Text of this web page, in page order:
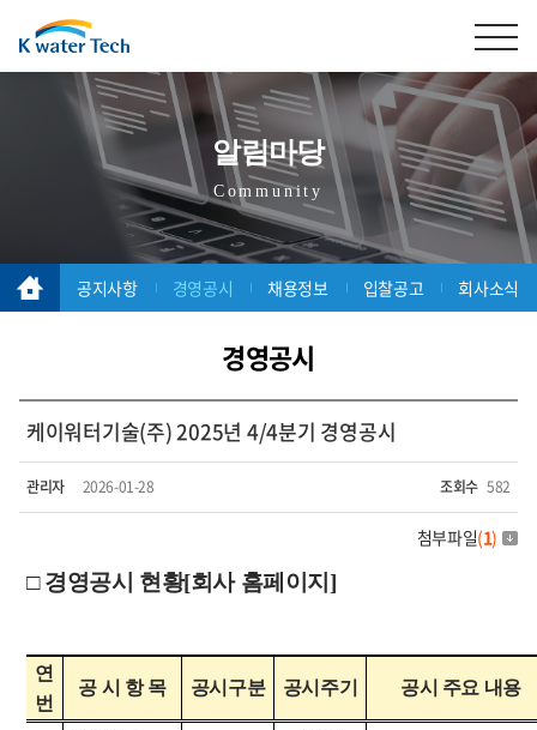
알림마당
Community
공지사항 경영공시 채용정보 입찰공고 회사소식
경영공시
케이워터기술(주) 2025년 4/4분기 경영공시
관리자 2026-01-28 조회수 582
첨부파일(1)
□경영공시 현황[회사 홈페이지 ]
연
번
공 시 항 목 공시구분 공시주기 공시 주요 내용